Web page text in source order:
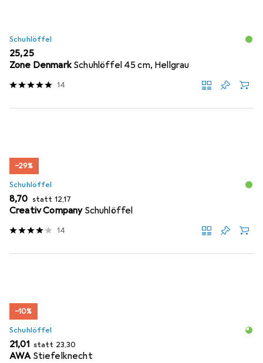
Schuhlöffel
EUR
25,25
Zone Denmark Schuhlöffel 45 cm, Hellgrau
14
−29%
Schuhlöffel
EUR
8,70 statt EUR
12,17
Creativ Company Schuhlöffel
14
−10%
Schuhlöffel
EUR
21,01 statt EUR
23,30
AWA Stiefelknecht